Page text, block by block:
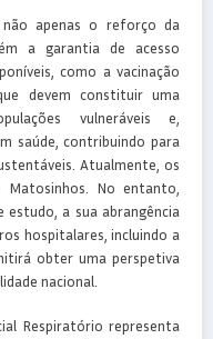
apenas o reforço da
a garantia de acesso
como a vacinação
devem constituir uma
vulneráveis e,
saúde, contribuindo para
Atualmente, os
Matosinhos. No entanto,
a sua abrangência
hospitalares, incluindo a
obter uma perspetiva
nacional.
Respiratório representa